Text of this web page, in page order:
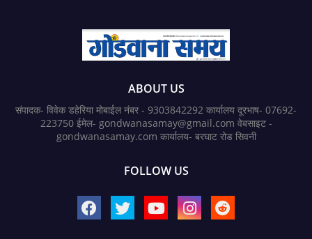
ABOUT US
संपादक- विवेक डहेरिया मोबाईल नंबर - 9303842292 कार्यालय दूरभाष- 07692-
223750 ईमेल- gondwanasamay@gmail.com वेबसाइट -
gondwanasamay.com कार्यालय- बरघाट रोड सिवनी
FOLLOW US